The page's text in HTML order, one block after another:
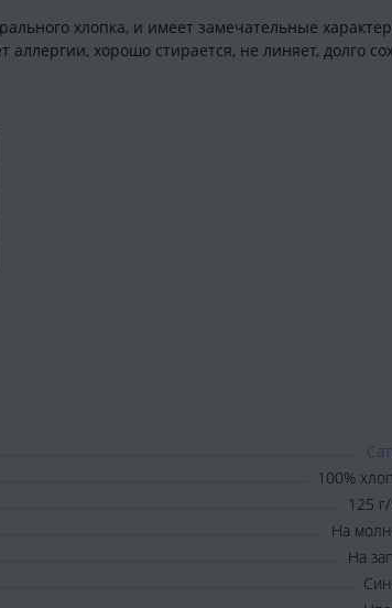
хлопка, и имеет замечательные
хорошо стирается, не линяет, долго
100%
125
На
На